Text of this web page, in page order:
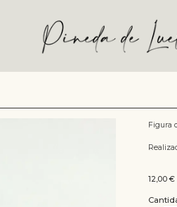
Figura
12,00€